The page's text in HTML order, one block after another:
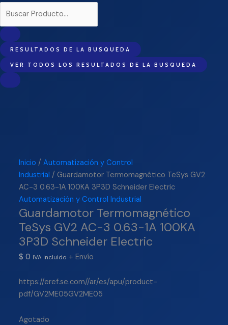
RESULTADOS DE LA BUSQUEDA
VER TODOS LOS RESULTADOS DE LA BUSQUEDA
Inicio /Automatización y Control
Industrial / Guardamotor Termomagnético TeSys GV2
AC-3 0.63-1A 100KA 3P3D Schneider Electric
Automatización y Control Industrial
Guardamotor Termomagnético
TeSys GV2 AC-3 0.63-1A 100KA
3P3D Schneider Electric
$ 0 IVA Incluido + Envío
https://eref.se.com//ar/es/apu/product-
pdf/GV2ME05GV2ME05
Agotado